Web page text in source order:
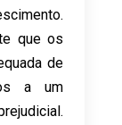
que os
de
a um